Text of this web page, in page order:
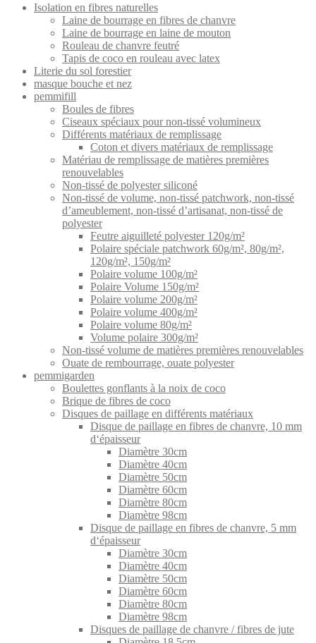
Isolation en fibres naturelles
Laine de bourrage en fibres de chanvre
Laine de bourrage en laine de mouton
Rouleau de chanvre feutré
Tapis de coco en rouleau avec latex
Literie du sol forestier
masque bouche et nez
pemmifill
Boules de fibres
Ciseaux spéciaux pour non-tissé volumineux
Différents matériaux de remplissage
Coton et divers matériaux de remplissage
Matériau de remplissage de matières premières
renouvelables
Non-tissé de polyester siliconé
Non-tissé de volume, non-tissé patchwork, non-tissé
d’ameublement, non-tissé d’artisanat, non-tissé de
polyester
Feutre aiguilleté polyester 120g/m²
Polaire spéciale patchwork 60g/m², 80g/m²,
120g/m², 150g/m²
Polaire volume 100g/m²
Polaire Volume 150g/m²
Polaire volume 200g/m²
Polaire volume 400g/m²
Polaire volume 80g/m²
Volume polaire 300g/m²
Non-tissé volume de matières premières renouvelables
Ouate de rembourrage, ouate polyester
pemmigarden
Boulettes gonflants à la noix de coco
Brique de fibres de coco
Disques de paillage en différents matériaux
Disque de paillage en fibres de chanvre, 10 mm
d‘épaisseur
Diamètre 30cm
Diamètre 40cm
Diamètre 50cm
Diamètre 60cm
Diamètre 80cm
Diamètre 98cm
Disque de paillage en fibres de chanvre, 5 mm
d‘épaisseur
Diamètre 30cm
Diamètre 40cm
Diamètre 50cm
Diamètre 60cm
Diamètre 80cm
Diamètre 98cm
Disques de paillage de chanvre / fibres de jute